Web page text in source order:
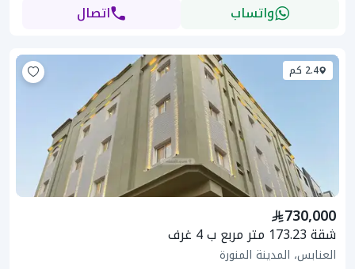
واتساب اتصال
2.4 كم
730,000
شقة 173.23 متر مربع ب 4 غرف
العنابس، المدينة المنورة